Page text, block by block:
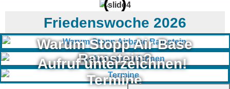
Friedenswoche 2026
Warum Stopp Air Base
Ramstein?
Aufruf unterzeichnen!
Termine